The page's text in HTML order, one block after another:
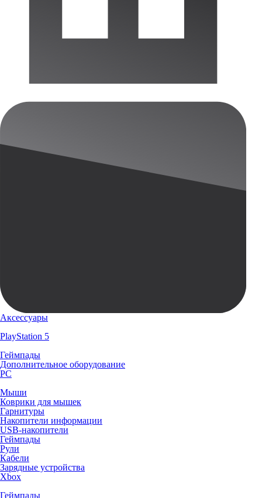
Аксессуары
PlayStation 5
Геймпады
Дополнительное оборудование
PC
Мыши
Коврики для мышек
Гарнитуры
Накопители информации
USB-накопители
Геймпады
Рули
Кабели
Зарядные устройства
Xbox
Геймпады